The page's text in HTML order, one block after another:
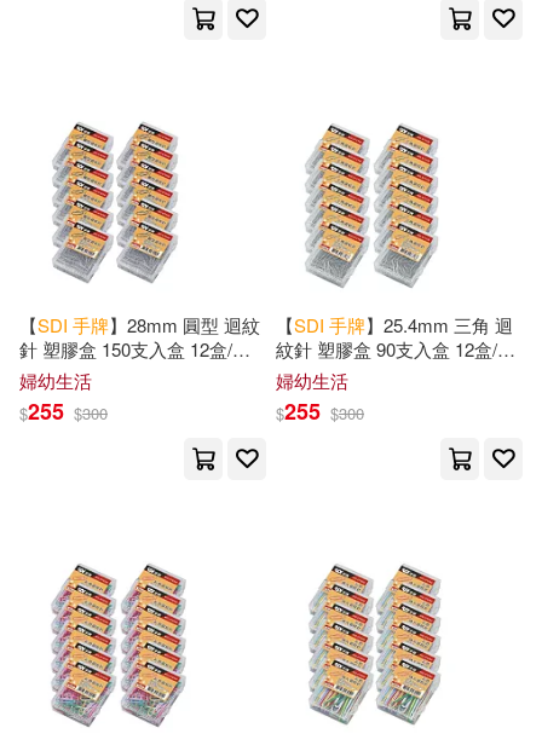
【SDI 手牌】28mm 圓型 迴紋
針 塑膠盒 150支入盒 12盒/組
0702G
婦幼生活
$255 $300
【SDI 手牌】25.4mm 三角 迴
紋針 塑膠盒 90支入盒 12盒/組
0731G
婦幼生活
$255 $300